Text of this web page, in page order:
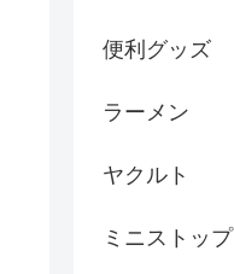
便利グッズ
ラーメン
ヤクルト
ミニストップ